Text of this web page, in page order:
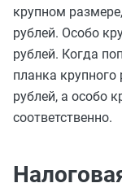
крупном
рублей. Особо
рублей. Когда
планка
рублей, а особо
соответственно.